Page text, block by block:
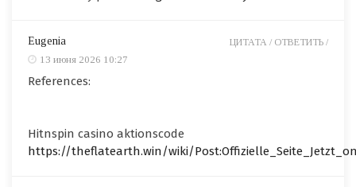
Eugenia
13 июня 2026 10:27
References:
Hitnspin casino aktionscode
https://theflatearth.win/wiki/
ЦИТАТА / ОТВЕТИТЬ /